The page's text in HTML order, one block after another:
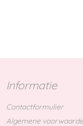
Informatie
Contactformulier
Algemene